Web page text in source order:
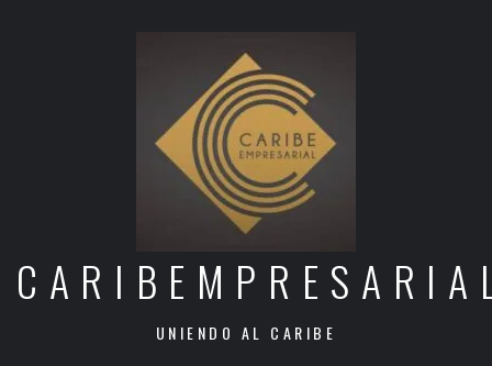
UNIENDO AL CARIBE